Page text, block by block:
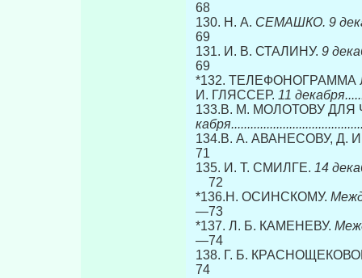
68
130. Н. А. СЕМАШКО. 9
69
131. И. В. СТАЛИНУ. 9
69
*132.
И. ГЛЯССЕР. 11
133.В. М. МОЛОТОВУ
134.В. А. АВАНЕСОВУ, Д.
71
135. И. Т. СМИЛГЕ. 14
72
*136.Н. ОСИНСКОМУ.
—73
*137. Л. Б. КАМЕНЕВУ.
—74
138. Г. Б.
74